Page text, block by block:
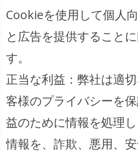
Cookieを使用して個人
と広告を提供すること
す。
正当な利益：弊社は適
客様のプライバシーを
益のために情報を処理
情報を、詐欺、悪用、